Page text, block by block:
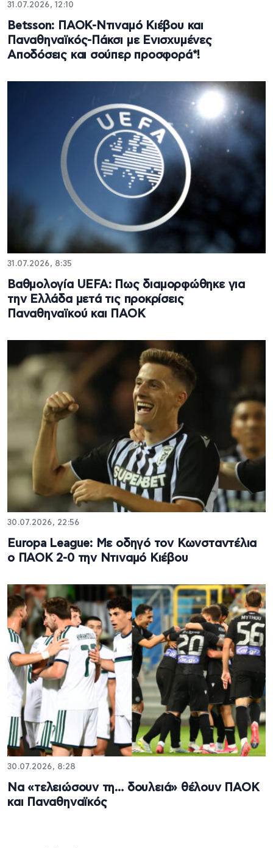
31.07.2026, 12:10
Betsson: ΠΑΟΚ-Ντιναμό Κιέβου και
Παναθηναϊκός-Πάκσι με Ενισχυμένες
Αποδόσεις και σούπερ προσφορά*!
31.07.2026, 8:35
Βαθμολογία UEFA: Πως διαμορφώθηκε για
την Ελλάδα μετά τις προκρίσεις
Παναθηναϊκού και ΠΑΟΚ
30.07.2026, 22:56
Europa League: Με οδηγό τον Κωνσταντέλια
ο ΠΑΟΚ 2-0 την Ντιναμό Κιέβου
30.07.2026, 8:28
Να «τελειώσουν τη… δουλειά» θέλουν ΠΑΟΚ
και Παναθηναϊκός